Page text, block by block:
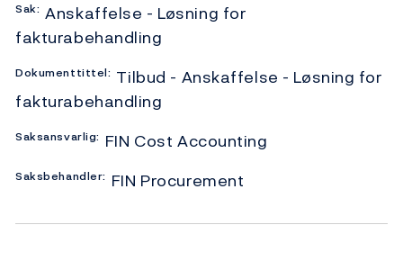
Sak: Anskaffelse - Løsning for
fakturabehandling
Dokumenttittel: Tilbud - Anskaffelse - Løsning for
fakturabehandling
Saksansvarlig: FIN Cost Accounting
Saksbehandler: FIN Procurement